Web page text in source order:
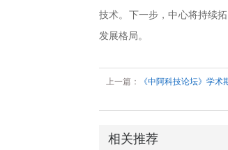
技术。下一步，中心将持续
发展格局。
上一篇： 《中阿科技论坛》学
相关推荐